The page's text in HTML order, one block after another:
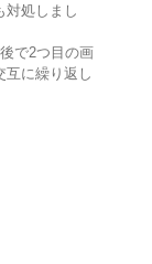
対処しまし
で2つ目の画
互に繰り返し